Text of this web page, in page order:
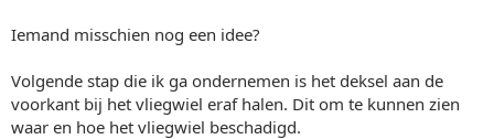
Iemand misschien nog een idee?
Volgende stap die ik ga ondernemen is het deksel aan de
voorkant bij het vliegwiel eraf halen. Dit om te kunnen zien
waar en hoe het vliegwiel beschadigd.